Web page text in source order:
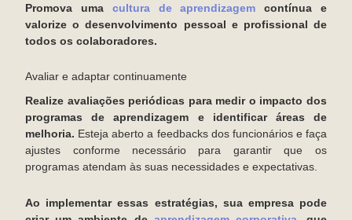
Promova uma cultura de aprendizagem contínua e
valorize o desenvolvimento pessoal e profissional de
todos os colaboradores.
Avaliar e adaptar continuamente
Realize avaliações periódicas para medir o impacto dos
programas de aprendizagem e identificar áreas de
melhoria. Esteja aberto a feedbacks dos funcionários e faça
ajustes conforme necessário para garantir que os
programas atendam às suas necessidades e expectativas.
Ao implementar essas estratégias, sua empresa pode